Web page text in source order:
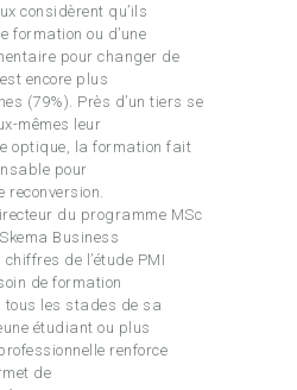
considèrent qu’ils
formation ou d’une
pour changer de
encore plus
(79%). Près d’un tiers se
mêmes leur
optique, la formation fait
pour
du programme MSc
Business
de l’étude PMI
de formation
tous les stades de sa
étudiant ou plus
renforce
de